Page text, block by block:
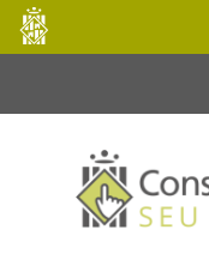
Salta al contingut principal
Consell
de
Mallorca